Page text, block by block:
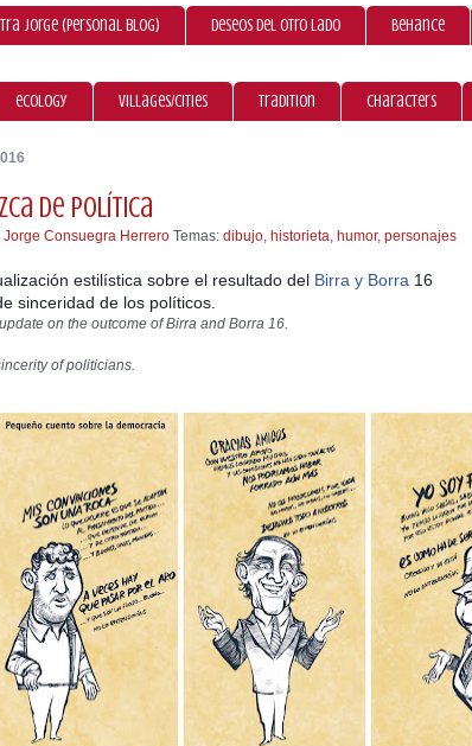
Jorge (personal blog) Deseos del otro lado Behance
ecology villages/cities tradition characters
de política
Jorge Consuegra Herrero Temas: dibujo historieta humor, personajes
estilística sobre el resultado del Birra y Borra 16
sinceridad de los políticos.
on the outcome of Birra and Borra 16.
of politicians.